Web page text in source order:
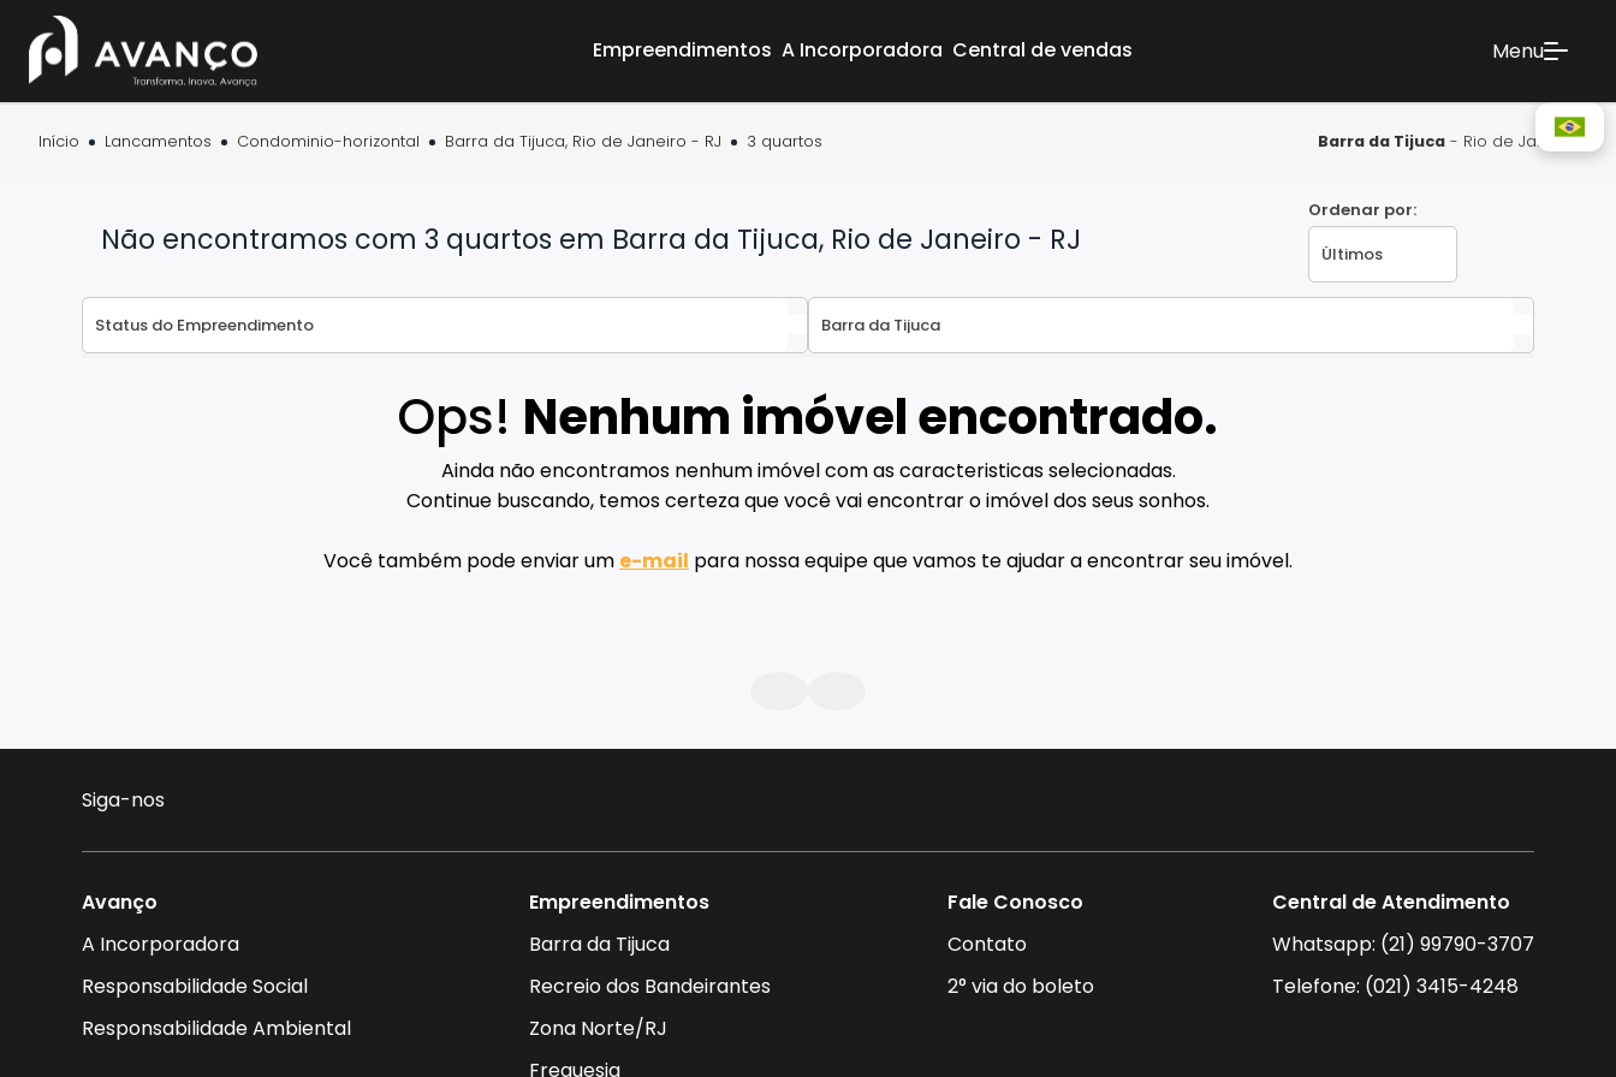
Empreendimentos A Incorporadora Central de vendas Menu
Área do Cliente
A Incorporadora
Contato
Início Lancamentos Condominio-horizontal Barra da Tijuca, Rio de Janeiro - RJ 3 quartos Barra da Tijuca - Rio de Janeiro
Não encontramos com 3 quartos em Barra da Tijuca, Rio de Janeiro - RJ
Ordenar por:
Ops! Nenhum imóvel encontrado.
Ainda não encontramos nenhum imóvel com as caracteristicas selecionadas.
Continue buscando, temos certeza que você vai encontrar o imóvel dos seus sonhos.
Você também pode enviar um e-mail para nossa equipe que vamos te ajudar a encontrar seu imóvel.
Siga-nos
Avanço
A Incorporadora
Responsabilidade Social
Responsabilidade Ambiental
Empreendimentos
Barra da Tijuca
Recreio dos Bandeirantes
Zona Norte/RJ
Freguesia
Fale Conosco
Contato
2° via do boleto
Central de Atendimento
Whatsapp: (21) 99790-3707
Telefone: (021) 3415-4248